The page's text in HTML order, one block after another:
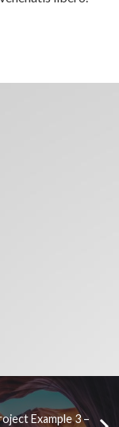
Example 3 –